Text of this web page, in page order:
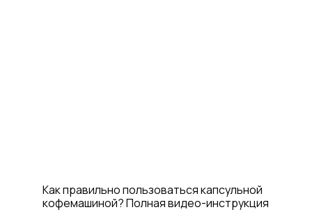
Как правильно пользоваться капсульной
кофемашиной? Полная видео-инструкция